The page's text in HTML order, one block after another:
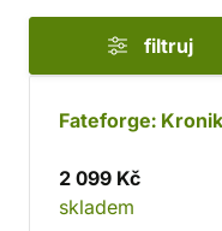
filtruj
Fateforge:
2 099 Kč
skladem